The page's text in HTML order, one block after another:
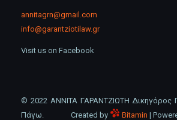
annitagrn@gmail.com
info@garantziotilaw.gr
Visit us on Facebook
© 2022 ΑΝΝΙΤΑ ΓΑΡΑΝΤΖΙΩΤΗ Δικηγόρος
Πάγω.
Created by Bitamin |